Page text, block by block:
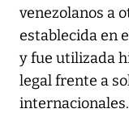
venezolanos a
establecida en
y fue utilizada
legal frente a
internacionales.